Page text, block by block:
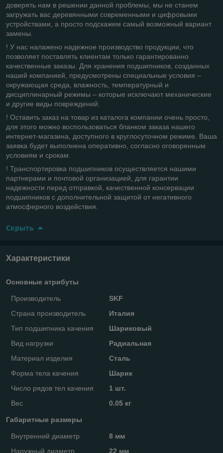
доверять нам в решении данной проблемы, мы не станем
загружать вас деревянными современными и цифровыми
устройствами, а просто подскажем самый возможный вариант
замены.
! У нас налажено надежное производство продукции, что
позволяет поставлять клиентам только гарантированно
качественные заказы. Для хранения подшипников, созданных
нашей компанией, предусмотрены специальные условия –
окружающая среда, влажность, температурный и
дисциплинарный режимы – которые исключают механические
и другие виды повреждений.
! Оставить заказ на товар из каталога компании очень просто,
для этого можно воспользоваться бланком заказа нашего
интернет-магазина, доступного в круглосуточном режиме. Ваша
заявка будет выполнена оперативно, согласно оговоренным
условиям и срокам.
! Транспортировка подшипников осуществляется нашими
партнерами и почтовой организацией, для гарантии
надежности перед отправкой, качественной консервации
подшипников с дополнительной защитой от негативного
атмосферного воздействия.
Скрыть
Характеристики
Основные атрибуты
Производитель
SKF
Страна производитель
Италия
Тип подшипника качения
Шариковый
Вид нагрузки
Радиальная
Материал изделия
Сталь
Форма тела качения
Шарик
Число рядов тел качения
1 шт.
Вес
0.05 кг
Габаритные размеры
Внутренний диаметр
8 мм
Наружный диаметр
22 мм